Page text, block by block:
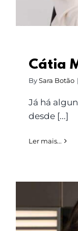
Cátia
BySara Botão |
Já há
desde [...]
Ler mais...